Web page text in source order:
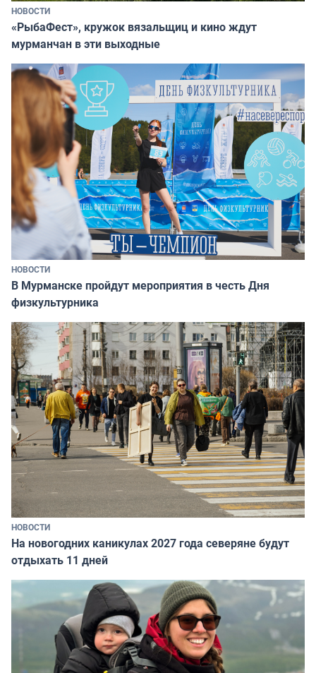
НОВОСТИ
«РыбаФест», кружок вязальщиц и кино ждут
мурманчан в эти выходные
НОВОСТИ
В Мурманске пройдут мероприятия в честь Дня
физкультурника
НОВОСТИ
На новогодних каникулах 2027 года северяне будут
отдыхать 11 дней